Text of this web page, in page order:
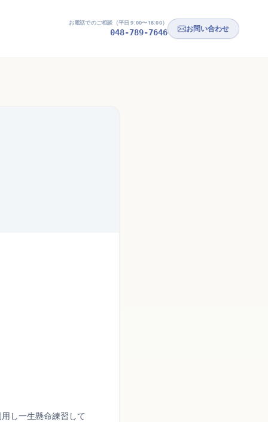
お電話でのご相談（平日 9:00〜18:00）
048-789-7646 お問い合わせ
し一生懸命練習して